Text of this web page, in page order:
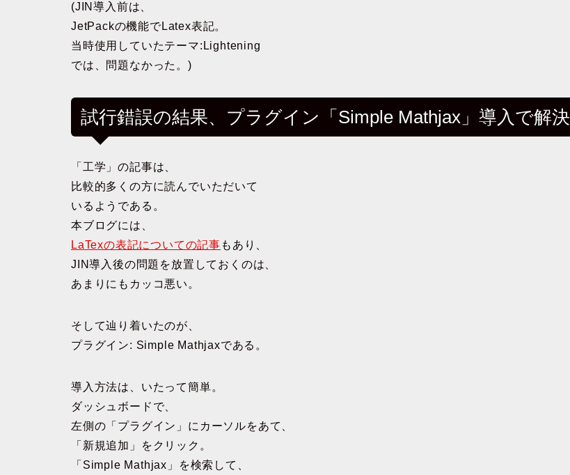
(JIN導入前は、
JetPackの機能でLatex表記。
当時使用していたテーマ:Lightening
では、問題なかった。)
試行錯誤の結果、プラグイン「Simple Mathjax」導入で解決
「工学」の記事は、
比較的多くの方に読んでいただいて
いるようである。
本ブログには、
LaTexの表記についての記事 もあり、
JIN導入後の問題を放置しておくのは、
あまりにもカッコ悪い。
そして辿り着いたのが、
プラグイン: Simple Mathjaxである。
導入方法は、いたって簡単。
ダッシュボードで、
左側の「プラグイン」にカーソルをあて、
「新規追加」をクリック。
「Simple Mathjax」を検索して、